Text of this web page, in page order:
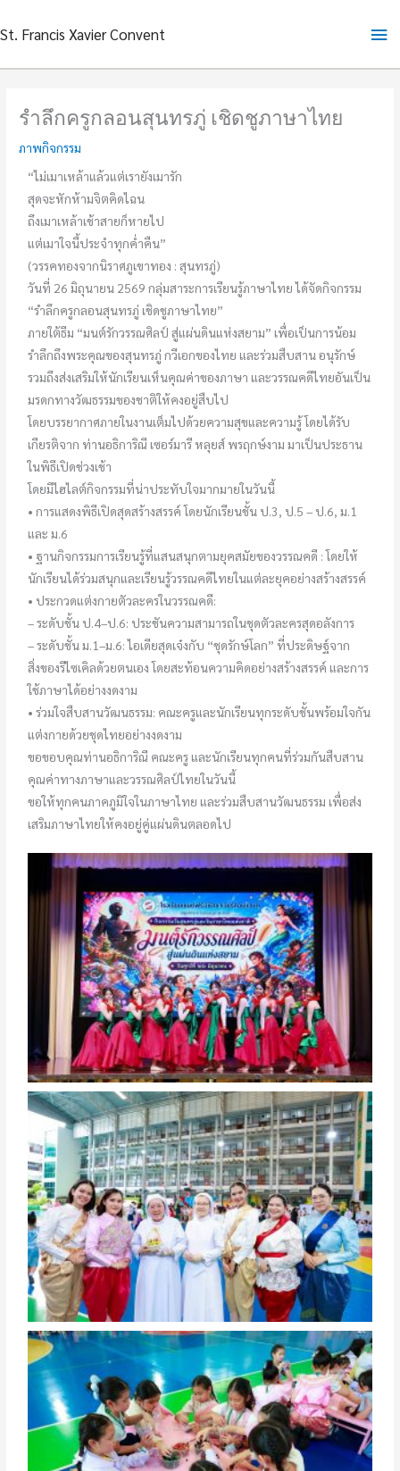
to
St. Francis Xavier Convent
รำลึกครูกลอนสุนทรภู่ เชิดชูภาษาไทย
ภาพกิจกรรม
“ไม่เมาเหล้าแล้วแต่เรายังเมารัก
สุดจะหักห้ามจิตคิดไฉน
ถึงเมาเหล้าเช้าสายก็หายไป
แต่เมาใจนี้ประจำทุกค่ำคืน”
(วรรคทองจากนิราศภูเขาทอง : สุนทรภู่)
วันที่ 26 มิถุนายน 2569 กลุ่มสาระการเรียนรู้ภาษาไทย ได้จัดกิจกรรม
“รำลึกครูกลอนสุนทรภู่ เชิดชูภาษาไทย”
ภายใต้ธีม “มนต์รักวรรณศิลป์ สู่แผ่นดินแห่งสยาม” เพื่อเป็นการน้อม
รำลึกถึงพระคุณของสุนทรภู่ กวีเอกของไทย และร่วมสืบสาน อนุรักษ์
รวมถึงส่งเสริมให้นักเรียนเห็นคุณค่าของภาษา และวรรณคดีไทยอันเป็น
มรดกทางวัฒธรรมของชาติให้คงอยู่สืบไป
โดยบรรยากาศภายในงานเต็มไปด้วยความสุขและความรู้ โดยได้รับ
เกียรติจาก ท่านอธิการิณี เซอร์มารี หลุยส์ พรฤกษ์งาม มาเป็นประธาน
ในพิธีเปิดช่วงเช้า
โดยมีไฮไลต์กิจกรรมที่น่าประทับใจมากมายในวันนี้
• การแสดงพิธีเปิดสุดสร้างสรรค์ โดยนักเรียนชั้น ป.3, ป.5 – ป.6, ม.1
และ ม.6
• ฐานกิจกรรมการเรียนรู้ที่แสนสนุกตามยุคสมัยของวรรณคดี : โดยให้
นักเรียนได้ร่วมสนุกและเรียนรู้วรรณคดีไทยในแต่ละยุคอย่างสร้างสรรค์
• ประกวดแต่งกายตัวละครในวรรณคดี:
– ระดับชั้น ป.4–ป.6: ประชันความสามารถในชุดตัวละครสุดอลังการ
– ระดับชั้น ม.1–ม.6: ไอเดียสุดเจ๋งกับ “ชุดรักษ์โลก” ที่ประดิษฐ์จาก
สิ่งของรีไซเคิลด้วยตนเอง โดยสะท้อนความคิดอย่างสร้างสรรค์ และการ
ใช้ภาษาได้อย่างงดงาม
• ร่วมใจสืบสานวัฒนธรรม: คณะครูและนักเรียนทุกระดับชั้นพร้อมใจกัน
แต่งกายด้วยชุดไทยอย่างงดงาม
ขอขอบคุณท่านอธิการิณี คณะครู และนักเรียนทุกคนที่ร่วมกันสืบสาน
คุณค่าทางภาษาและวรรณศิลป์ไทยในวันนี้
ขอให้ทุกคนภาคภูมิใจในภาษาไทย และร่วมสืบสานวัฒนธรรม เพื่อส่ง
เสริมภาษาไทยให้คงอยู่คู่แผ่นดินตลอดไป